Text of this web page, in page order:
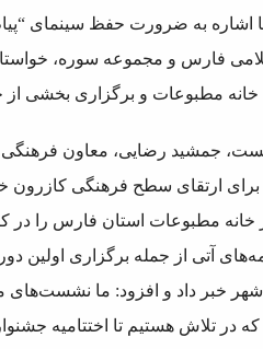
اشاره به ضرورت حفظ سینمای
فارس و مجموعه سوره،
مطبوعات و برگزاری بخشی
جمشید رضایی، معاون فرهنگی
خانه مطبوعات استان فارس را در
آتی از جمله برگزاری
خبر داد و افزود: ما نشست‌های
که در تلاش هستیم تا اختتامیه